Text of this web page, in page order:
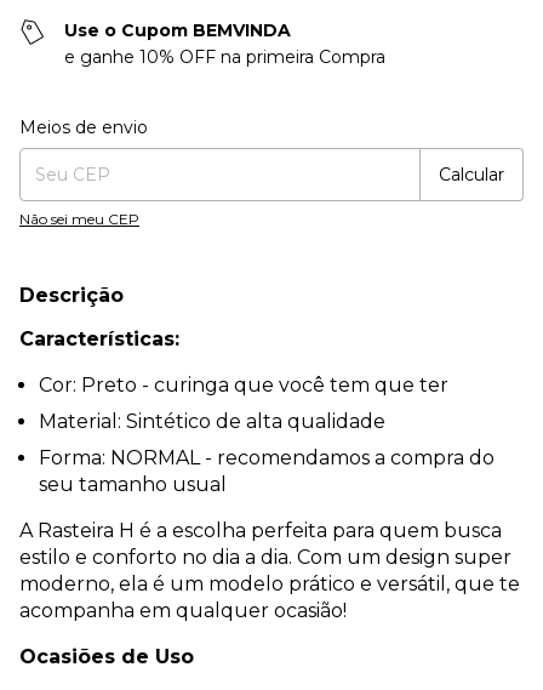
Use o Cupom BEMVINDA
e ganhe 10% OFF na primeira Compra
Entregas para o CEP:
Meios de envio
Calcular
Não sei meu CEP
Descrição
Características:
Cor: Preto - curinga que você tem que ter
Material: Sintético de alta qualidade
Forma: NORMAL - recomendamos a compra do
seu tamanho usual
A Rasteira H é a escolha perfeita para quem busca
estilo e conforto no dia a dia. Com um design super
moderno, ela é um modelo prático e versátil, que te
acompanha em qualquer ocasião!
Ocasiões de Uso